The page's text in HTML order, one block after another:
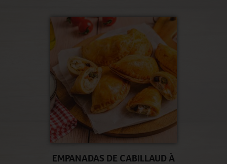
EMPANADAS DE CABILLAUD À